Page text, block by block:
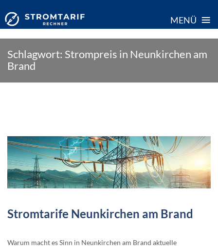
MENÜ ≡
content
Schlagwort: Strompreis in Neunkirchen am
Brand
Stromtarife Neunkirchen am Brand
Warum macht es Sinn in Neunkirchen am Brand aktuelle